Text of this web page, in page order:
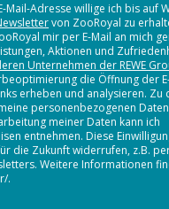
Mail-Adresse willige ich bis auf
von ZooRoyal zu
mir per E-Mail an mich
Aktionen und
Unternehmen der REWE
die Öffnung der
erheben und analysieren. Zu
personenbezogenen
meiner Daten kann ich
entnehmen. Diese
die Zukunft widerrufen, z.B.
Weitere Informationen
.